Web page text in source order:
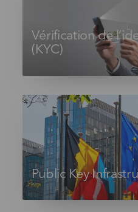
Vérification de
(KYC)
Public Key